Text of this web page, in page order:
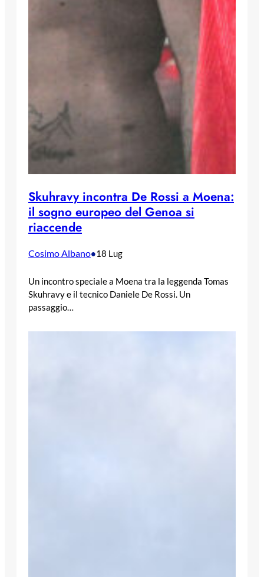
Skuhravy incontra De Rossi a Moena:
il sogno europeo del Genoa si
riaccende
Cosimo Albano•18 Lug
Un incontro speciale a Moena tra la leggenda Tomas
Skuhravy e il tecnico Daniele De Rossi. Un
passaggio…